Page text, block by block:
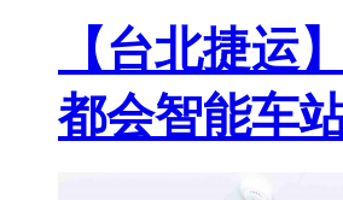
【台北捷运
都会智能车